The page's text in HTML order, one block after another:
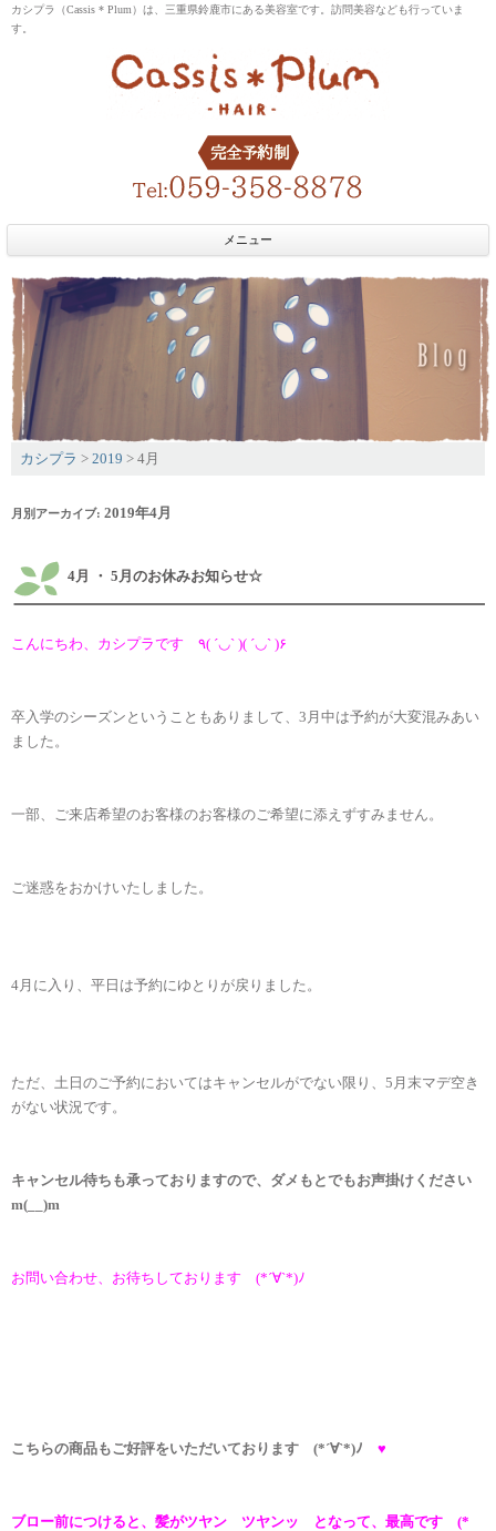
カシプラ（Cassis * Plum）は、三重県鈴鹿市にある美容室です。訪問美容なども行っていま
す。
メニュー
カシプラ > 2019 > 4月
月別アーカイブ: 2019年4月
4月 ・ 5月のお休みお知らせ☆
こんにちわ、カシプラです ٩( ´◡` )( ´◡` )۶
卒入学のシーズンということもありまして、3月中は予約が大変混みあい
ました。
一部、ご来店希望のお客様のお客様のご希望に添えずすみません。
ご迷惑をおかけいたしました。
4月に入り、平日は予約にゆとりが戻りました。
ただ、土日のご予約においてはキャンセルがでない限り、5月末マデ空き
がない状況です。
キャンセル待ちも承っておりますので、ダメもとでもお声掛けください
m(__)m
お問い合わせ、お待ちしております (*´∀`*)ﾉ
こちらの商品もご好評をいただいております (*´∀`*)ﾉ ♥
ブロー前につけると、髪がツヤン ツヤンッ となって、最高です (*